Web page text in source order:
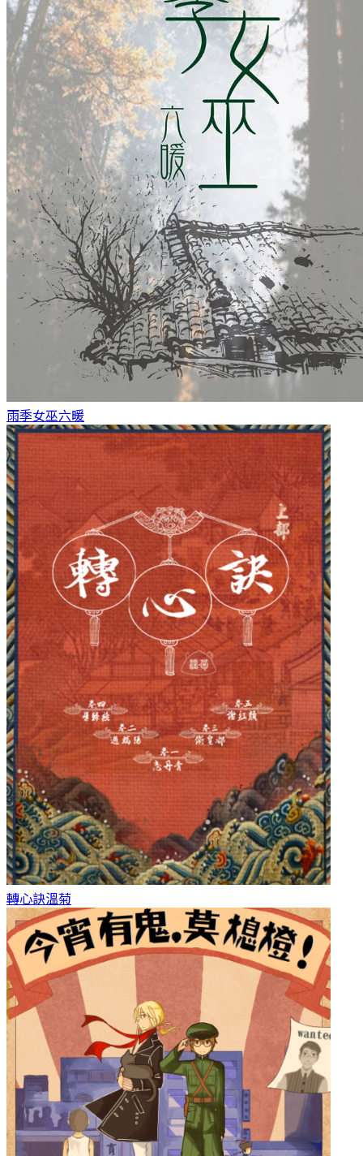
雨季女巫六暖
轉心訣溫菊